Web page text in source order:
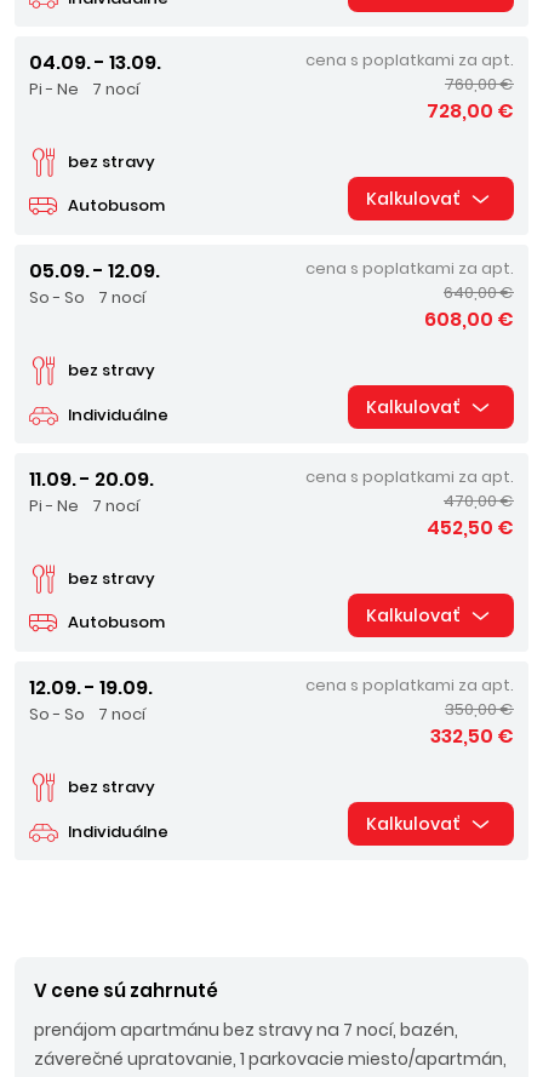
04.09. - 13.09.
Pi - Ne 7 nocí
Autobusom
bez stravy
cena s poplatkami za apt.
760,00 €
728,00 €
Kalkulovať
05.09. - 12.09.
So - So 7 nocí
Individuálne
bez stravy
cena s poplatkami za apt.
640,00 €
608,00 €
Kalkulovať
11.09. - 20.09.
Pi - Ne 7 nocí
Autobusom
bez stravy
cena s poplatkami za apt.
470,00 €
452,50 €
Kalkulovať
12.09. - 19.09.
So - So 7 nocí
Individuálne
bez stravy
cena s poplatkami za apt.
350,00 €
332,50 €
Kalkulovať
V cene sú zahrnuté
prenájom apartmánu bez stravy na 7 nocí, bazén,
záverečné upratovanie, 1 parkovacie miesto/apartmán,